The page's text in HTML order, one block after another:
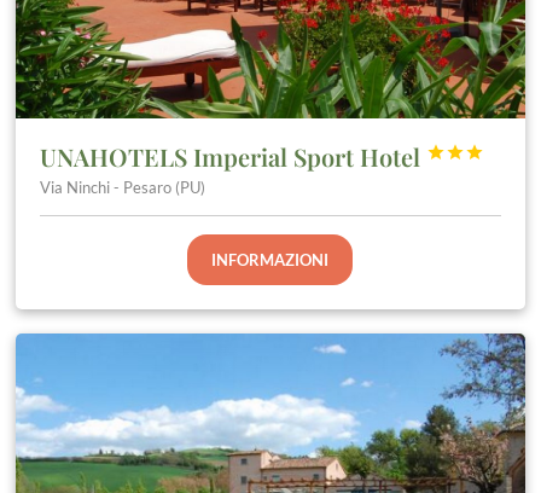
UNAHOTELS Imperial Sport Hotel 


Via Ninchi - Pesaro (PU)
INFORMAZIONI